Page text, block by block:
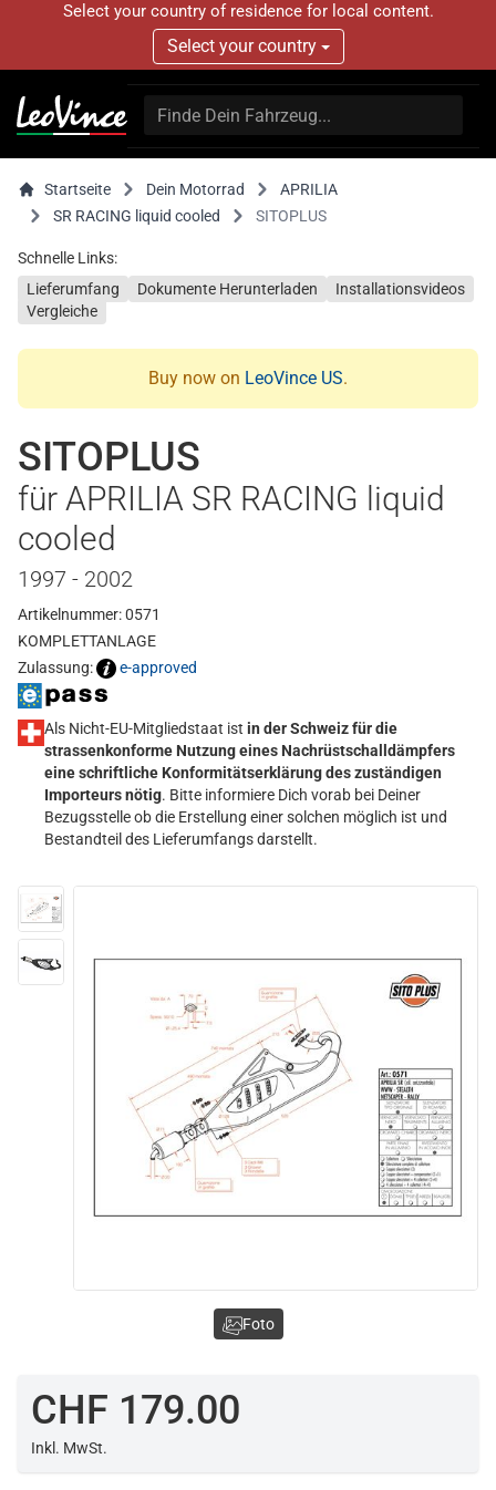
Select your country of residence for local content.
Select your country
Startseite Dein Motorrad
APRILIA
SR RACING liquid cooled
SITOPLUS
Schnelle Links:
Lieferumfang
Dokumente Herunterladen
Installationsvideos
Vergleiche
Buy now on LeoVince US.
SITOPLUS
für APRILIA SR RACING liquid
cooled
1997 - 2002
Artikelnummer: 0571
KOMPLETTANLAGE
Zulassung:
e-approved
Als Nicht-EU-Mitgliedstaat ist in der Schweiz für die
strassenkonforme Nutzung eines Nachrüstschalldämpfers
eine schriftliche Konformitätserklärung des zuständigen
Importeurs nötig. Bitte informiere Dich vorab bei Deiner
Bezugsstelle ob die Erstellung einer solchen möglich ist und
Bestandteil des Lieferumfangs darstellt.
CHF 179.00
Inkl. MwSt.
Foto